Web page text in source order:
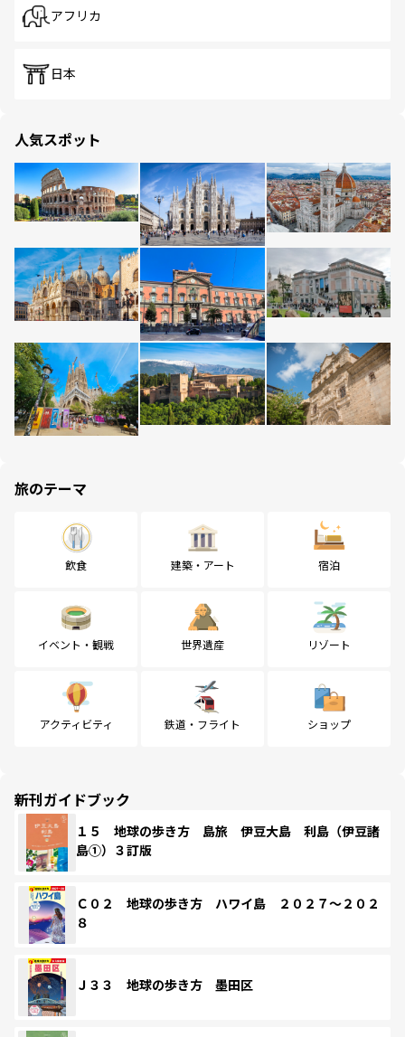
アフリカ
日本
人気スポット
旅のテーマ
飲食 建築・アート 宿泊
イベント・観戦 世界遺産 リゾート
アクティビティ 鉄道・フライト ショップ
新刊ガイドブック
１５ 地球の歩き方 島旅 伊豆大島 利島（伊豆諸
島①）３訂版
Ｃ０２ 地球の歩き方 ハワイ島 ２０２７～２０２
８
Ｊ３３ 地球の歩き方 墨田区